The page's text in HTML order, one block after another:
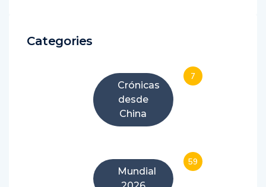
Categories
Crónicas
desde
China
7
Mundial
59